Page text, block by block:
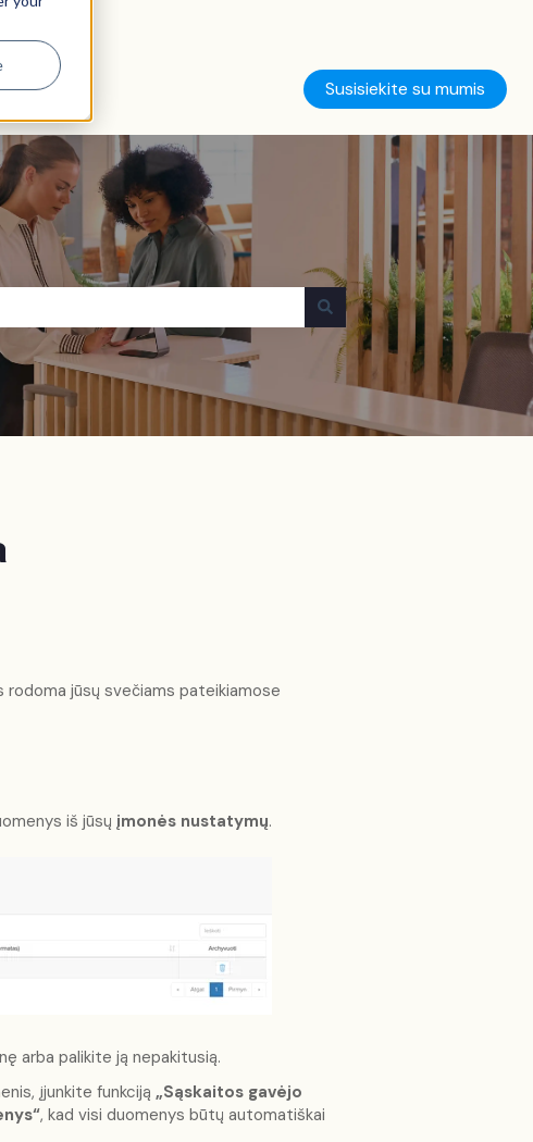
Susisiekite su mumis
jūsų svečiams pateikiamose
iš jūsų įmonės nustatymų.
arba palikite ją nepakitusią.
įjunkite funkciją „Sąskaitos gavėjo
, kad visi duomenys būtų automatiškai